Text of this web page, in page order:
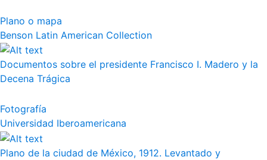
Plano o mapa
Benson Latin American Collection
Documentos sobre el presidente Francisco I. Madero y la
Decena Trágica
Fotografía
Universidad Iberoamericana
Plano de la ciudad de México, 1912. Levantado y